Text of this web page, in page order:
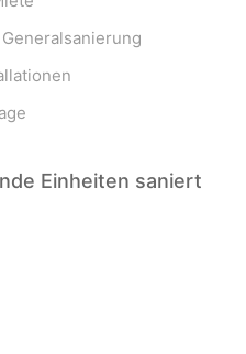
Einheiten saniert